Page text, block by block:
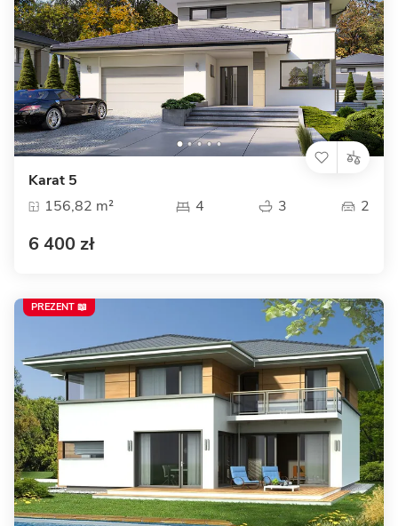
Karat 5
156,82 m²
4 3 2
6 400 zł
PREZENT 📖